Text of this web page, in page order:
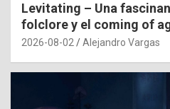
Levitating – Una
folclore y el coming of
2026-08-02 Alejandro Vargas